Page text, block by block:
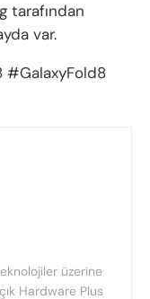
tarafından
var.
#GalaxyFold8
üzerine
Hardware Plus